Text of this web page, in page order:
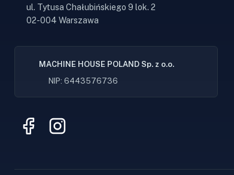
ul. Tytusa Chałubińskiego 9 lok. 2
02-004 Warszawa
MACHINE HOUSE POLAND Sp. z o.o.
NIP: 6443576736